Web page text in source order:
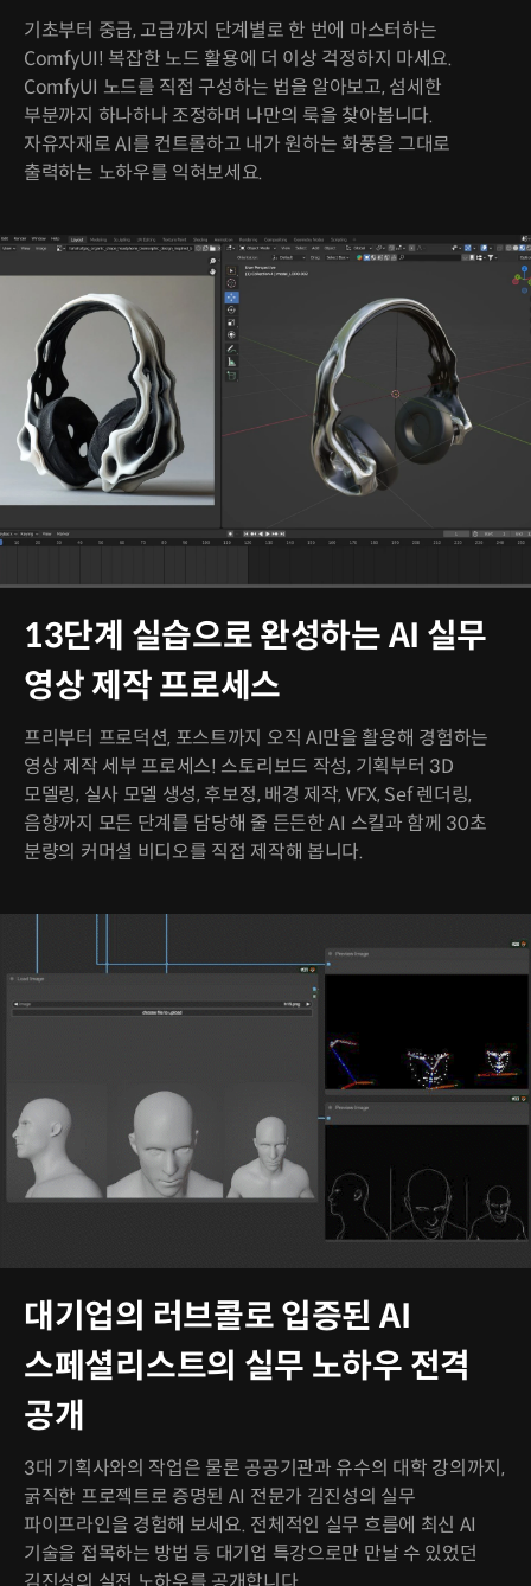
기초부터 중급, 고급까지 단계별로 한 번에 마스터하는
ComfyUI! 복잡한 노드 활용에 더 이상 걱정하지 마세요.
ComfyUI 노드를 직접 구성하는 법을 알아보고, 섬세한
부분까지 하나하나 조정하며 나만의 룩을 찾아봅니다.
자유자재로 AI를 컨트롤하고 내가 원하는 화풍을 그대로
출력하는 노하우를 익혀보세요.
13단계 실습으로 완성하는 AI 실무
영상 제작 프로세스
프리부터 프로덕션, 포스트까지 오직 AI만을 활용해 경험하는
영상 제작 세부 프로세스! 스토리보드 작성, 기획부터 3D
모델링, 실사 모델 생성, 후보정, 배경 제작, VFX, Sef 렌더링,
음향까지 모든 단계를 담당해 줄 든든한 AI 스킬과 함께 30초
분량의 커머셜 비디오를 직접 제작해 봅니다.
대기업의 러브콜로 입증된 AI
스페셜리스트의 실무 노하우 전격
공개
3대 기획사와의 작업은 물론 공공기관과 유수의 대학 강의까지,
굵직한 프로젝트로 증명된 AI 전문가 김진성의 실무
파이프라인을 경험해 보세요. 전체적인 실무 흐름에 최신 AI
기술을 접목하는 방법 등 대기업 특강으로만 만날 수 있었던